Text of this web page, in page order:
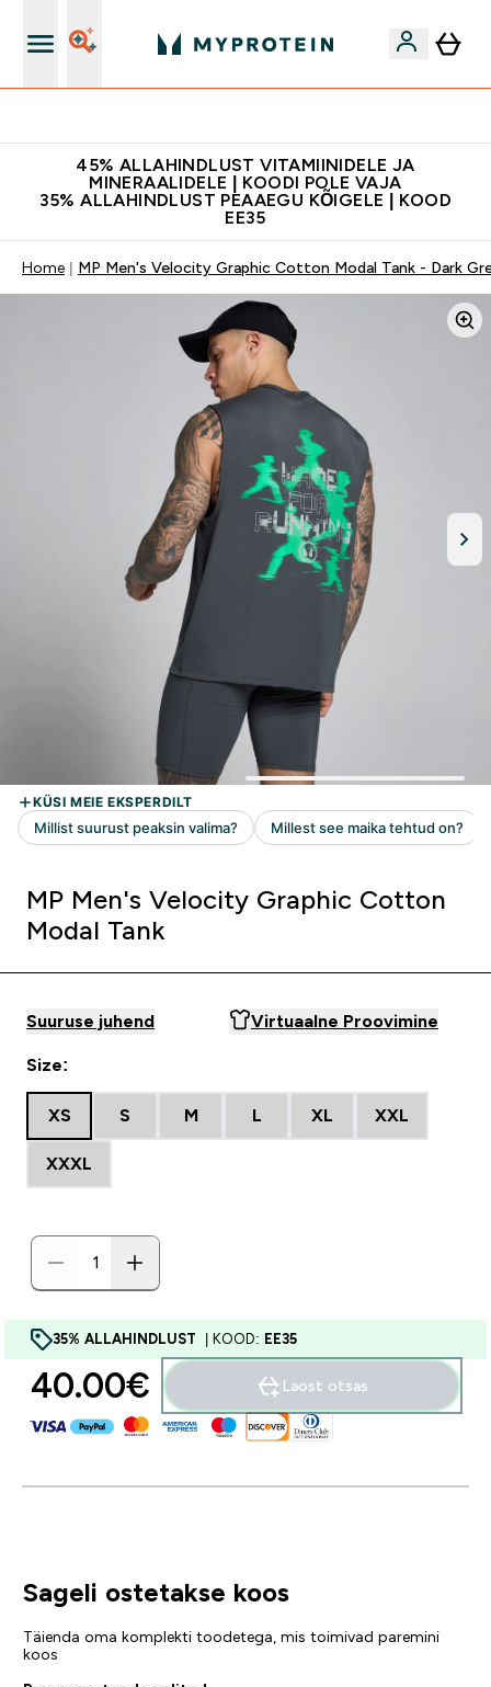
45% ALLAHINDLUST VITAMIINIDELE JA
MINERAALIDELE | KOODI POLE VAJA
35% ALLAHINDLUST PEAAEGU KÕIGELE | KOOD
EE35
Home MP Men's Velocity Graphic Cotton Modal Tank - Dark
MP Men's Velocity Graphic Cotton
Modal Tank
Suuruse juhend Virtuaalne Proovimine
Size:
XS S M L XL XXL
XXXL
35% ALLAHINDLUST | KOOD: EE35
40.00€‎ Laost otsas
Sageli ostetakse koos
Täienda oma komplekti toodetega, mis toimivad paremini
koos